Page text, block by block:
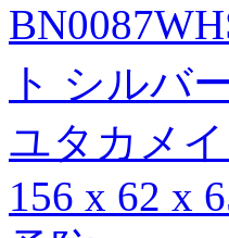
ト シルバ
ユタカメ
156 x 62 x